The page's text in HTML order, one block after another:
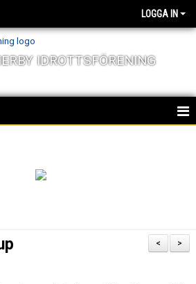
LOGGA IN
IDROTTSFÖRENING
>
<